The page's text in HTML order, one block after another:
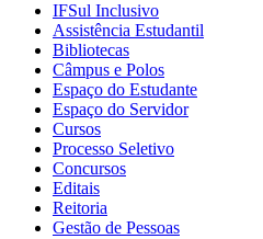
IFSul Inclusivo
Assistência Estudantil
Bibliotecas
Câmpus e Polos
Espaço do Estudante
Espaço do Servidor
Cursos
Processo Seletivo
Concursos
Editais
Reitoria
Gestão de Pessoas